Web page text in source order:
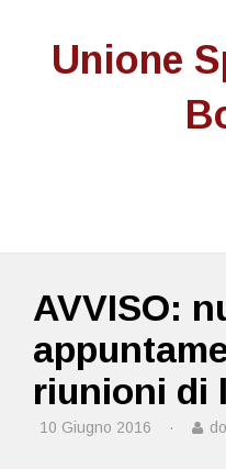
Unione
AVVISO:
riunioni di
10 Giugno 2016 ·